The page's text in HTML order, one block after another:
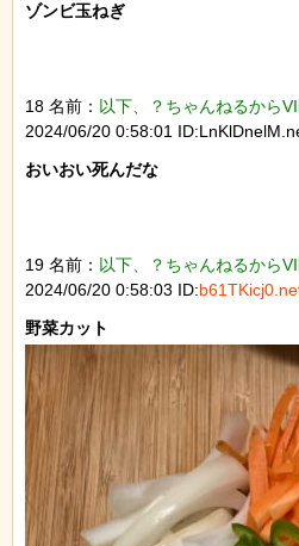
ゾンビ玉ねぎ
18 名前： 以下、？ちゃんねるから
2024/06/20 0:58:01
おいおい死んだな
19 名前： 以下、？ちゃんねるから
2024/06/20 0:58:03 ID: